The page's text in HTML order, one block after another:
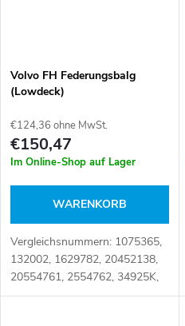
Volvo FH Federungsbalg
(Lowdeck)
€124,36 ohne MwSt.
€150,47
Im Online-Shop auf Lager
WARENKORB
Vergleichsnummern: 1075365,
132002, 1629782, 20452138,
20554761, 2554762, 34925K,
DT2.61018 Artikelnummer: